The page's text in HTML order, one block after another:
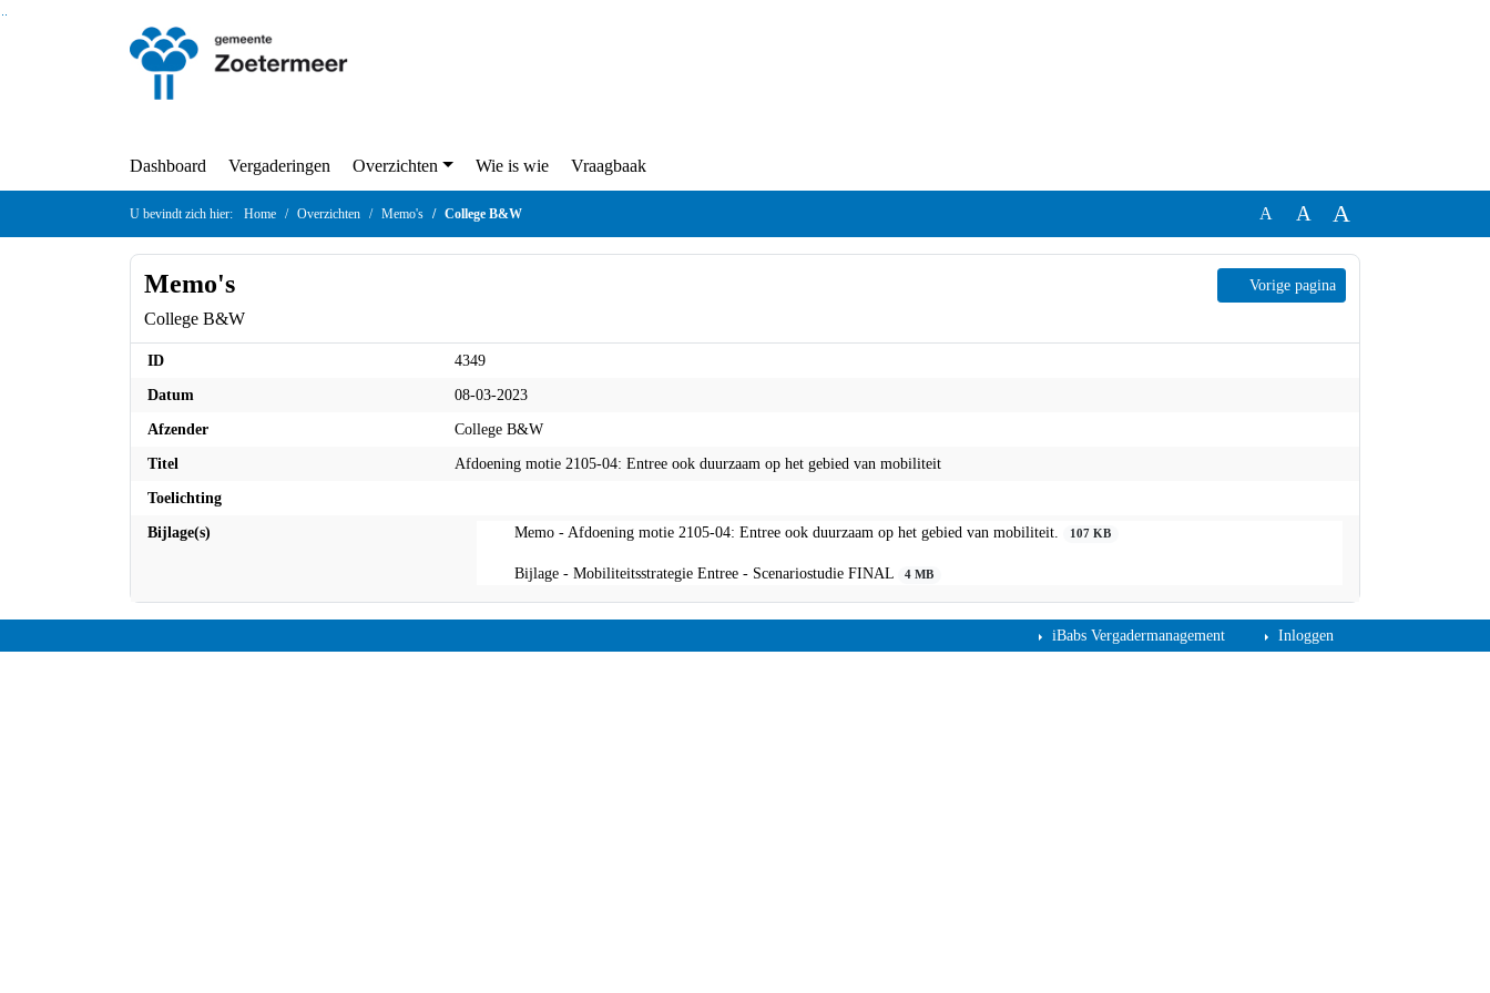
Ga naar de inhoud van deze pagina
Ga naar het zoeken
Ga naar het menu
Dashboard Vergaderingen Overzichten Wie is wie Vraagbaak
U bevindt zich hier: Home Overzichten Memo's College B&W A A A
Vorige pagina
Memo's
College B&W
ID 4349
Datum 08-03-2023
Afzender College B&W
Titel Afdoening motie 2105-04: Entree ook duurzaam op het gebied van mobiliteit
Toelichting
Bijlage(s) Memo - Afdoening motie 2105-04: Entree ook duurzaam op het gebied van mobiliteit.
Bijlage - Mobiliteitsstrategie Entree - Scenariostudie FINAL
iBabs Vergadermanagement Inloggen